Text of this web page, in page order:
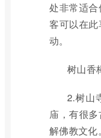
处非常适
客可以在
动。
树山香
2.树山
庙，有很
解佛教文化。